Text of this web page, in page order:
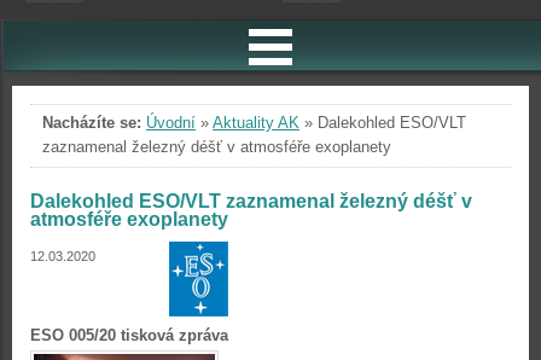
Nacházíte se: Úvodní » Aktuality AK » Dalekohled ESO/VLT
zaznamenal železný déšť v atmosféře exoplanety
Dalekohled ESO/VLT zaznamenal železný déšť v
atmosféře exoplanety
12.03.2020
ESO 005/20 tisková zpráva